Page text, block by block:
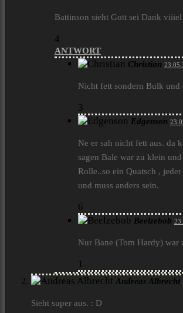
Battinson sieht Gott sei Dank viiiel
4
ANTWORT
Christian
Nicht fett sondern Bulk und
3
Edgenson
Ne er sah nicht fett aus. da
sagen Bale war zu klein
Rolle..so ein Quatsch ,
und muss anders sein.
6
Beelzebob
Nur Bane (Tom Hardy) war
1
Andreas Albrecht
Sieht super aus. : D